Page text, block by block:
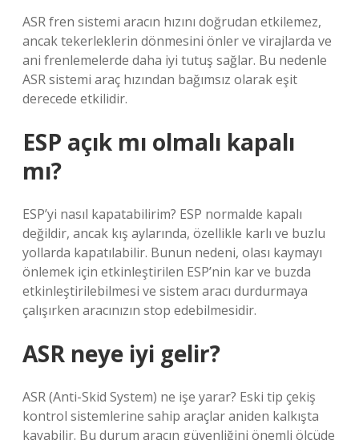
ASR fren sistemi aracın hızını doğrudan etkilemez,
ancak tekerleklerin dönmesini önler ve virajlarda ve
ani frenlemelerde daha iyi tutuş sağlar. Bu nedenle
ASR sistemi araç hızından bağımsız olarak eşit
derecede etkilidir.
ESP açık mı olmalı kapalı
mı?
ESP’yi nasıl kapatabilirim? ESP normalde kapalı
değildir, ancak kış aylarında, özellikle karlı ve buzlu
yollarda kapatılabilir. Bunun nedeni, olası kaymayı
önlemek için etkinleştirilen ESP’nin kar ve buzda
etkinleştirilebilmesi ve sistem aracı durdurmaya
çalışırken aracınızın stop edebilmesidir.
ASR neye iyi gelir?
ASR (Anti-Skid System) ne işe yarar? Eski tip çekiş
kontrol sistemlerine sahip araçlar aniden kalkışta
kayabilir. Bu durum aracın güvenliğini önemli ölçüde